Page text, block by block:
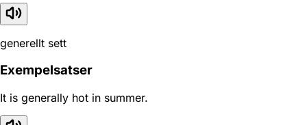
generellt sett
Exempelsatser
It is generally hot in summer.